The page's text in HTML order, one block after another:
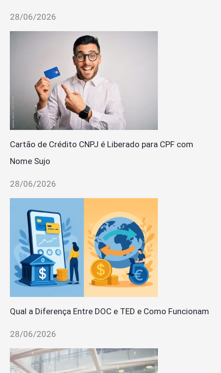
28/06/2026
Cartão de Crédito CNPJ é Liberado para CPF com
Nome Sujo
28/06/2026
Qual a Diferença Entre DOC e TED e Como Funcionam
28/06/2026